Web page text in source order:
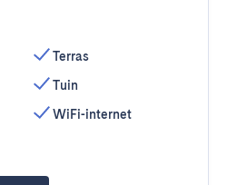
Terras
Tuin
WiFi-internet